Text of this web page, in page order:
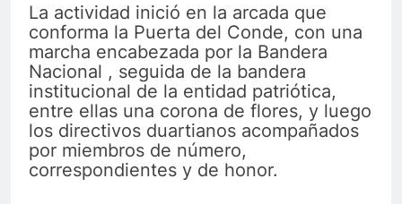
La actividad inició en la arcada que
conforma la Puerta del Conde, con una
marcha encabezada por la Bandera
Nacional , seguida de la bandera
institucional de la entidad patriótica,
entre ellas una corona de flores, y luego
los directivos duartianos acompañados
por miembros de número,
correspondientes y de honor.